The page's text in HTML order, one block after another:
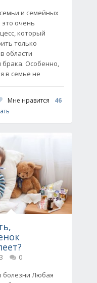
и семейных
очень
который
только
области
Особенно,
в семье не
Мне нравится
46
0
болезни Любая